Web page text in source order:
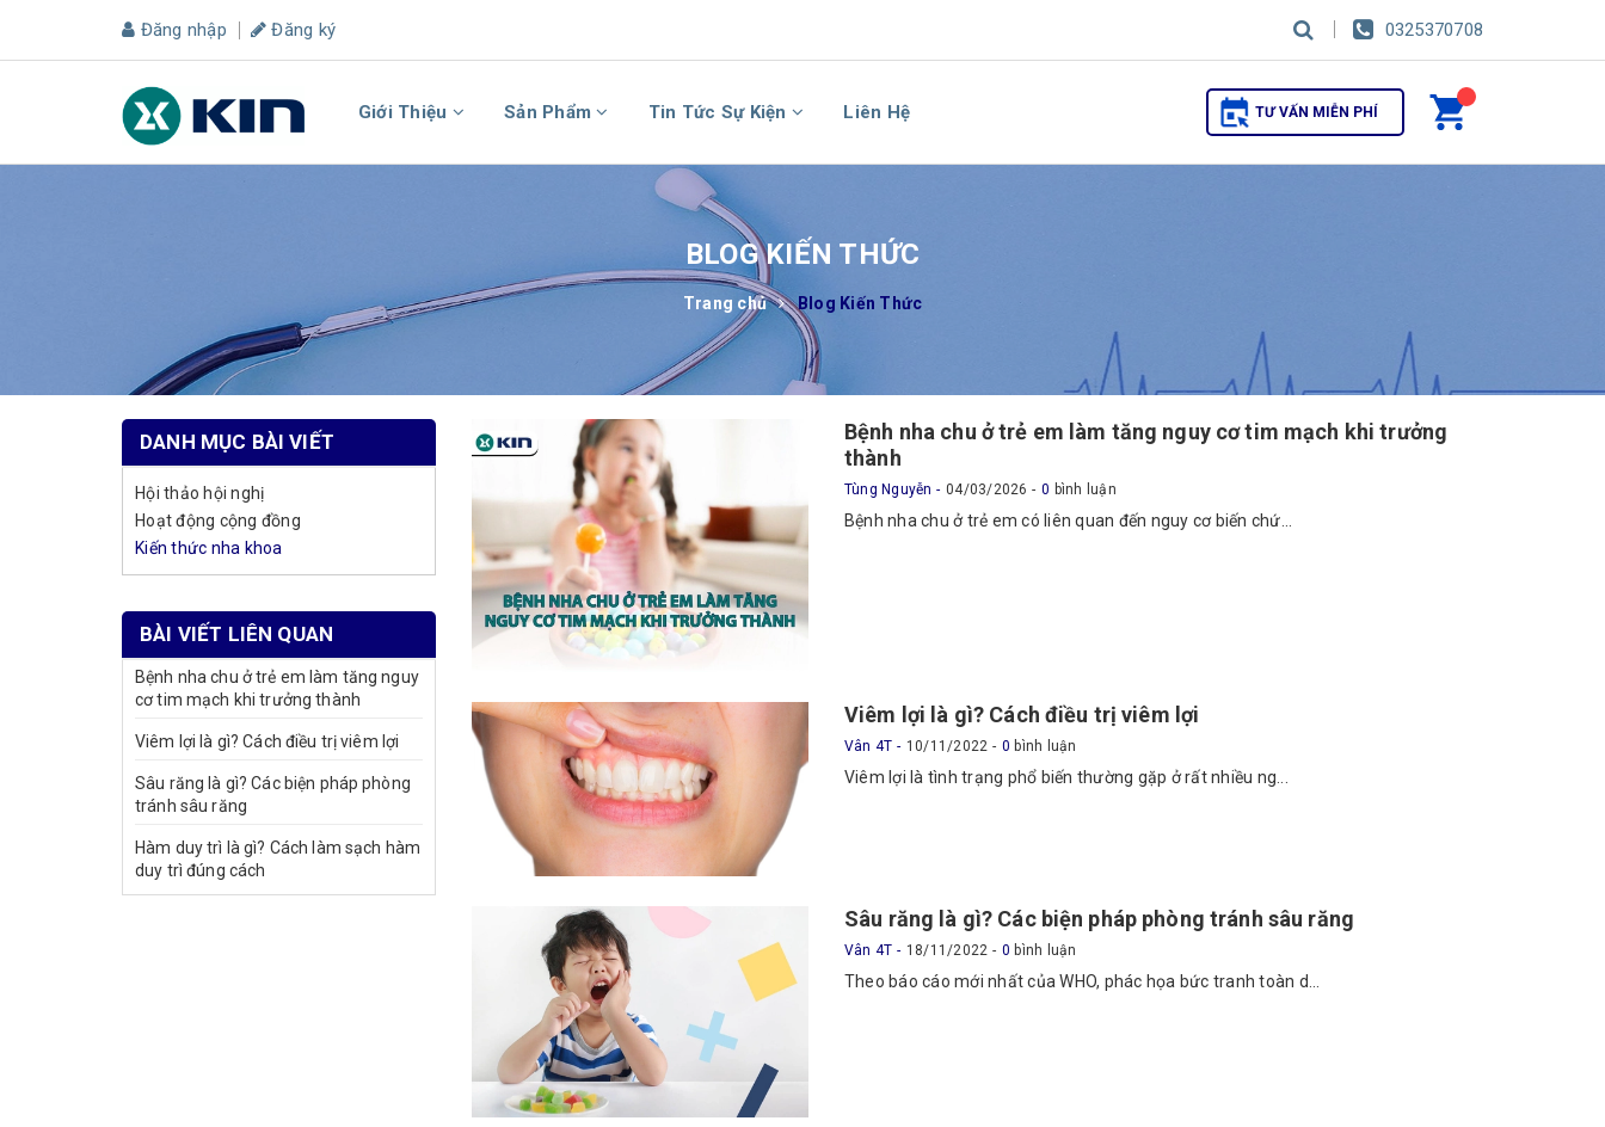
Đăng nhập Đăng ký 0325370708
Giới Thiệu Sản Phẩm Tin Tức Sự Kiện Liên Hệ TƯ VẤN MIỄN PHÍ
BLOG KIẾN THỨC
Trang chủ Blog Kiến Thức
Bệnh nha chu ở trẻ em làm tăng nguy cơ tim mạch khi trưởng
thành
Tùng Nguyễn 04/03/2026 0 bình luận
Bệnh nha chu ở trẻ em có liên quan đến nguy cơ biến chứ...
Viêm lợi là gì? Cách điều trị viêm lợi
Vân 4T 10/11/2022 0 bình luận
Viêm lợi là tình trạng phổ biến thường gặp ở rất nhiều ng...
Sâu răng là gì? Các biện pháp phòng tránh sâu răng
Vân 4T 18/11/2022 0 bình luận
Theo báo cáo mới nhất của WHO, phác họa bức tranh toàn d...
DANH MỤC BÀI VIẾT
Hội thảo hội nghị
Hoạt động cộng đồng
Kiến thức nha khoa
BÀI VIẾT LIÊN QUAN
Bệnh nha chu ở trẻ em làm tăng nguy
cơ tim mạch khi trưởng thành
Viêm lợi là gì? Cách điều trị viêm lợi
Sâu răng là gì? Các biện pháp phòng
tránh sâu răng
Hàm duy trì là gì? Cách làm sạch hàm
duy trì đúng cách